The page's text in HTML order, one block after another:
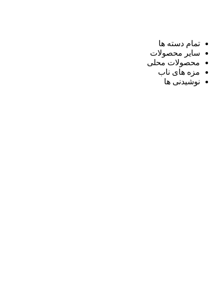
تمام دسته ها
سایر محصولات
محصولات محلی
مزه های ناب
نوشیدنی ها